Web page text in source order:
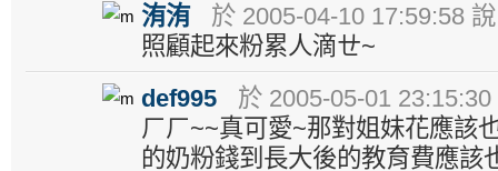
洧洧
於 2005-04-10 17:59:58 說
照顧起來粉累人滴ㄝ~
def995
於 2005-05-01 23:15:30
ㄏㄏ~~真可愛~那對姐妹花應該
的奶粉錢到長大後的教育費應該